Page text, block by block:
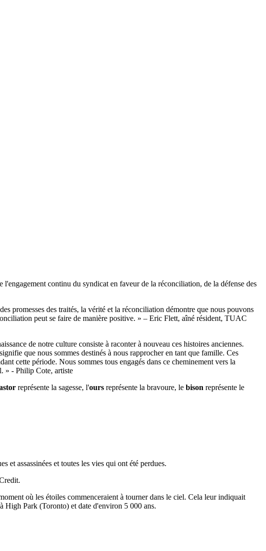
continu du syndicat en faveur de la réconciliation, de la défense des
promesses des traités, la vérité et la réconciliation démontre que nous pouvons
peut se faire de manière positive. » – Eric Flett, aîné résident, TUAC
de notre culture consiste à raconter à nouveau ces histoires anciennes.
que nous sommes destinés à nous rapprocher en tant que famille. Ces
cette période. Nous sommes tous engagés dans ce cheminement vers la
» - Philip Cote, artiste
représente la sagesse, l'ours représente la bravoure, le bison représente le
et assassinées et toutes les vies qui ont été perdues.
où les étoiles commenceraient à tourner dans le ciel. Cela leur indiquait
High Park (Toronto) et date d'environ 5 000 ans.